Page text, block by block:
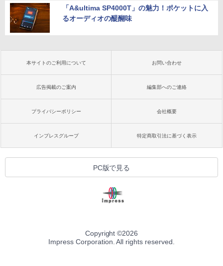
「A&ultima SP4000T」の魅力！ポケットに入
るオーディオの醍醐味
本サイトのご利用について お問い合わせ
広告掲載のご案内 編集部へのご連絡
プライバシーポリシー 会社概要
インプレスグループ 特定商取引法に基づく表示
PC版で見る
Copyright ©2026
Impress Corporation. All rights reserved.